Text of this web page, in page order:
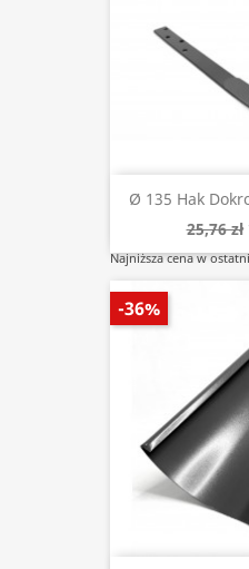
Ø 135 Hak
25,76 zł
Najniższa cena w
-36%